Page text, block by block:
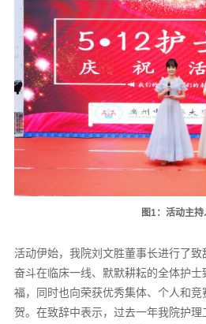
图1：活动主持
活动伊始，我院刘文胜董事长进行了
奋斗在临床一线、默默耕耘的全体护
福，同时也向荣获优秀集体、个人和
贺。在致辞中表示，过去一年我院护